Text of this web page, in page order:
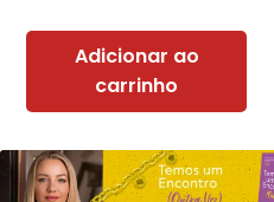
Adicionar ao
carrinho